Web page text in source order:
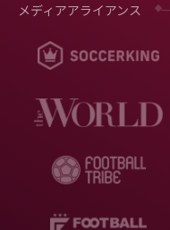
メディアアライアンス